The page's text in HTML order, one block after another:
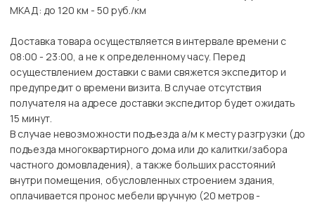
МКАД: до 120 км - 50 руб./км
Доставка товара осуществляется в интервале времени с
08:00 - 23:00, а не к определенному часу. Перед
осуществлением доставки с вами свяжется экспедитор и
предупредит о времени визита. В случае отсутствия
получателя на адресе доставки экспедитор будет ожидать
15 минут.
В случае невозможности подъезда а/м к месту разгрузки (до
подъезда многоквартирного дома или до калитки/забора
частного домовладения), а также больших расстояний
внутри помещения, обусловленных строением здания,
оплачивается пронос мебели вручную (20 метров -